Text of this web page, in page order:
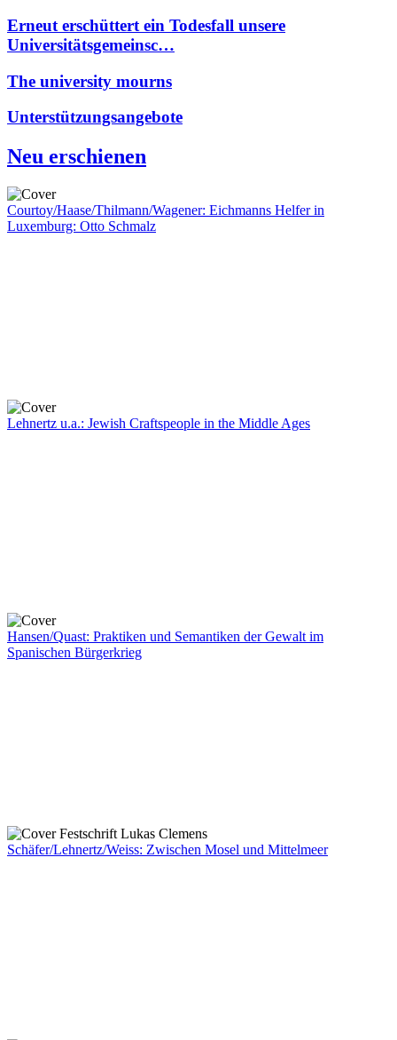
Erneut erschüttert ein Todesfall unsere
Universitätsgemeinsc…
The university mourns
Unterstützungsangebote
Neu erschienen
Courtoy/Haase/Thilmann/Wagener: Eichmanns Helfer in
Luxemburg: Otto Schmalz
Lehnertz u.a.: Jewish Craftspeople in the Middle Ages
Hansen/Quast: Praktiken und Semantiken der Gewalt im
Spanischen Bürgerkrieg
Schäfer/Lehnertz/Weiss: Zwischen Mosel und Mittelmeer